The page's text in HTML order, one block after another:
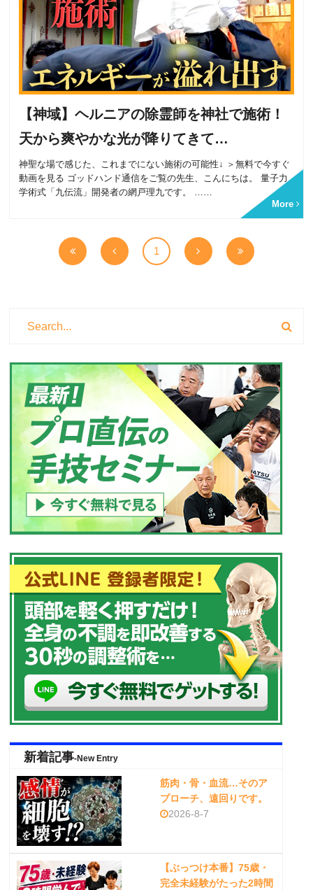
【神域】ヘルニアの除霊師を神社で施術！
天から爽やかな光が降りてきて…
神聖な場で感じた、これまでにない施術の可能性↓ ＞無料で今すぐ
動画を見る ゴッドハンド通信をご覧の先生、こんにちは。 量子力
学術式「九伝流」開発者の網戸理九です。 ……
More
1
新着記事-New Entry
筋肉・骨・血流…そのア
プローチ、遠回りです。
2026-8-7
【ぶっつけ本番】75歳・
完全未経験がたった2時間